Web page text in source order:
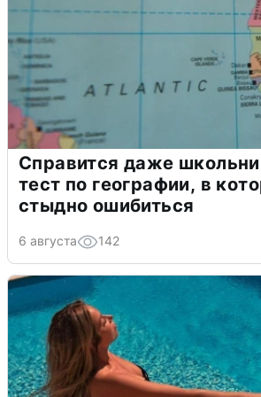
Справится даже
тест по географии, в
стыдно ошибиться
6 августа 142